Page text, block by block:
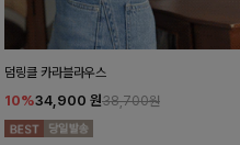
덤링클 카라블라우스
10%34,900 원38,700원